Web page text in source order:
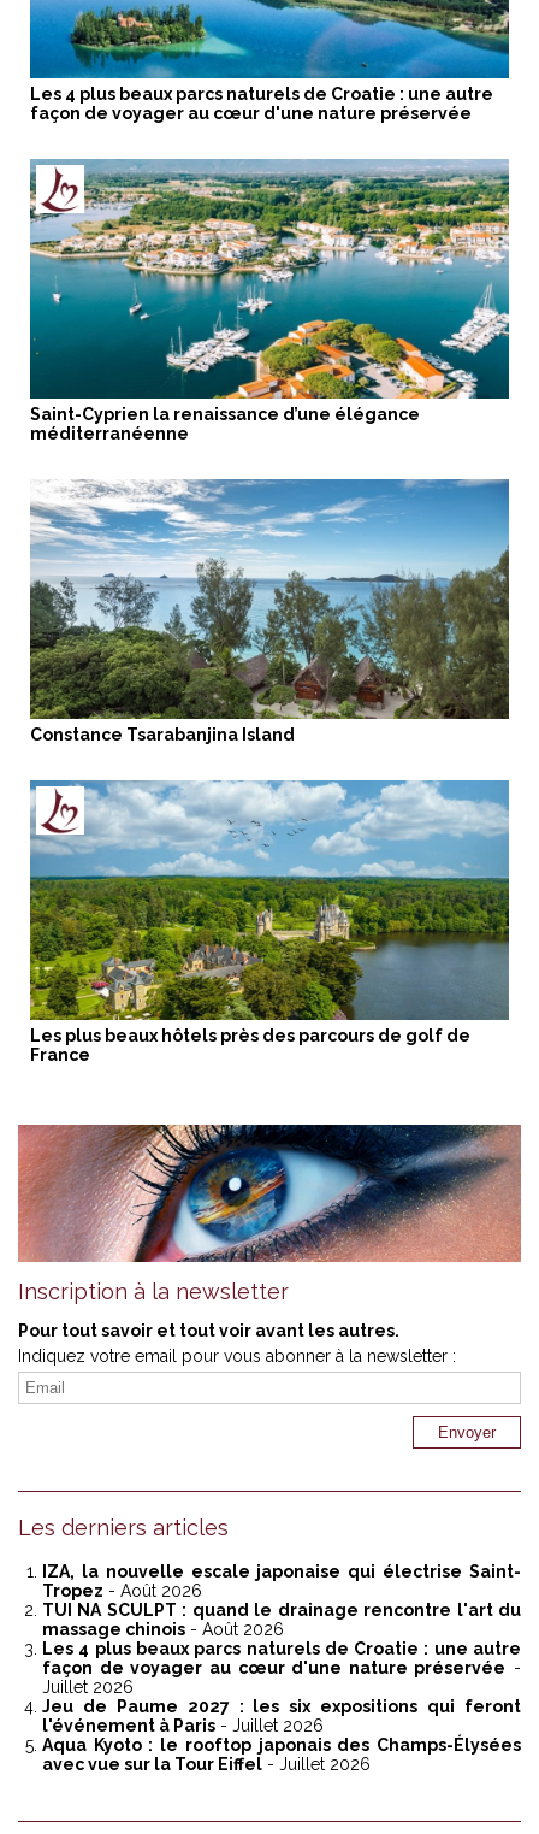
Les 4 plus beaux parcs naturels de Croatie : une autre
façon de voyager au cœur d'une nature préservée
Saint-Cyprien la renaissance d’une élégance
méditerranéenne
Constance Tsarabanjina Island
Les plus beaux hôtels près des parcours de golf de
France
Inscription à la newsletter
Pour tout savoir et tout voir avant les autres.
Indiquez votre email pour vous abonner à la newsletter :
Les derniers articles
IZA, la nouvelle escale japonaise qui électrise Saint-
Tropez - Août 2026
TUI NA SCULPT : quand le drainage rencontre l'art du
massage chinois - Août 2026
Les 4 plus beaux parcs naturels de Croatie : une autre
façon de voyager au cœur d'une nature préservée -
Juillet 2026
Jeu de Paume 2027 : les six expositions qui feront
l'événement à Paris - Juillet 2026
Aqua Kyoto : le rooftop japonais des Champs-Élysées
avec vue sur la Tour Eiffel - Juillet 2026